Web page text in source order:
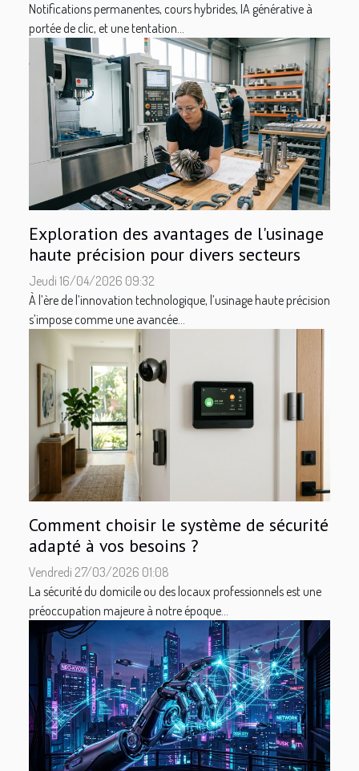
Notifications permanentes, cours hybrides, IA générative à
portée de clic, et une tentation...
Exploration des avantages de l'usinage
haute précision pour divers secteurs
Jeudi 16/04/2026 09:32
À l’ère de l’innovation technologique, l’usinage haute précision
s’impose comme une avancée...
Comment choisir le système de sécurité
adapté à vos besoins ?
Vendredi 27/03/2026 01:08
La sécurité du domicile ou des locaux professionnels est une
préoccupation majeure à notre époque...